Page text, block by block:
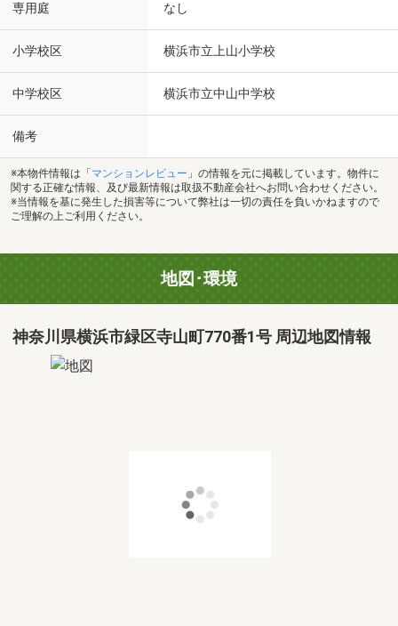
専用庭 なし
小学校区 横浜市立上山小学校
中学校区 横浜市立中山中学校
備考
※本物件情報は「 マンションレビュー 」の情報を元に掲載しています。物件に
関する正確な情報、及び最新情報は取扱不動産会社へお問い合わせください。
※当情報を基に発生した損害等について弊社は一切の責任を負いかねますので
ご理解の上ご利用ください。
地図･環境
神奈川県横浜市緑区寺山町770番1号 周辺地図情報